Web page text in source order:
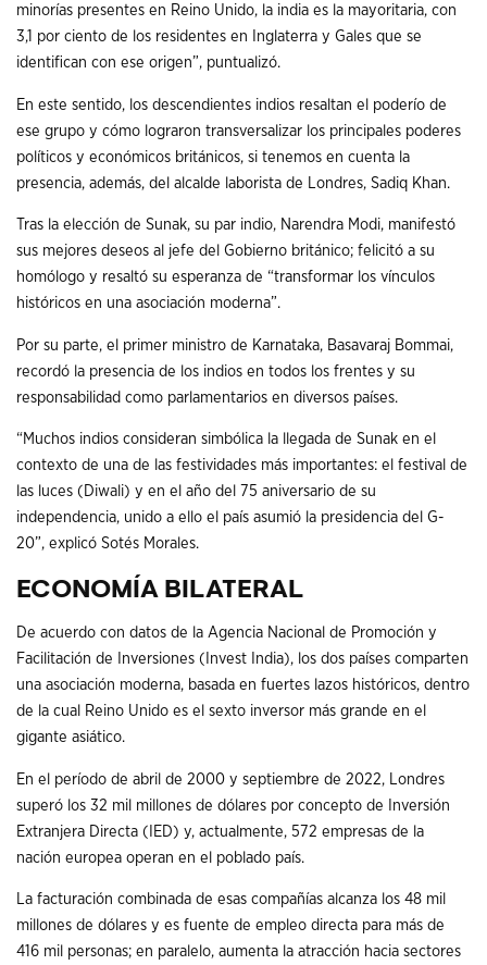
minorías presentes en Reino Unido, la india es la mayoritaria, con
3,1 por ciento de los residentes en Inglaterra y Gales que se
identifican con ese origen”, puntualizó.
En este sentido, los descendientes indios resaltan el poderío de
ese grupo y cómo lograron transversalizar los principales poderes
políticos y económicos británicos, si tenemos en cuenta la
presencia, además, del alcalde laborista de Londres, Sadiq Khan.
Tras la elección de Sunak, su par indio, Narendra Modi, manifestó
sus mejores deseos al jefe del Gobierno británico; felicitó a su
homólogo y resaltó su esperanza de “transformar los vínculos
históricos en una asociación moderna”.
Por su parte, el primer ministro de Karnataka, Basavaraj Bommai,
recordó la presencia de los indios en todos los frentes y su
responsabilidad como parlamentarios en diversos países.
“Muchos indios consideran simbólica la llegada de Sunak en el
contexto de una de las festividades más importantes: el festival de
las luces (Diwali) y en el año del 75 aniversario de su
independencia, unido a ello el país asumió la presidencia del G-
20”, explicó Sotés Morales.
ECONOMÍA BILATERAL
De acuerdo con datos de la Agencia Nacional de Promoción y
Facilitación de Inversiones (Invest India), los dos países comparten
una asociación moderna, basada en fuertes lazos históricos, dentro
de la cual Reino Unido es el sexto inversor más grande en el
gigante asiático.
En el período de abril de 2000 y septiembre de 2022, Londres
superó los 32 mil millones de dólares por concepto de Inversión
Extranjera Directa (IED) y, actualmente, 572 empresas de la
nación europea operan en el poblado país.
La facturación combinada de esas compañías alcanza los 48 mil
millones de dólares y es fuente de empleo directa para más de
416 mil personas; en paralelo, aumenta la atracción hacia sectores